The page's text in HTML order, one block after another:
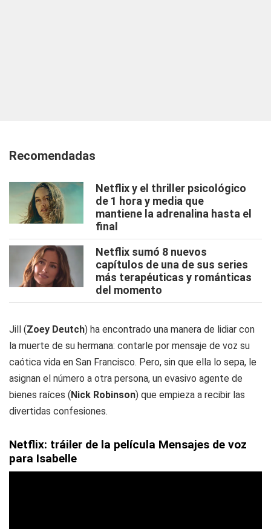
Recomendadas
Netflix y el thriller psicológico
de 1 hora y media que
mantiene la adrenalina hasta el
final
Netflix sumó 8 nuevos
capítulos de una de sus series
más terapéuticas y románticas
del momento
Jill (Zoey Deutch) ha encontrado una manera de lidiar con
la muerte de su hermana: contarle por mensaje de voz su
caótica vida en San Francisco. Pero, sin que ella lo sepa, le
asignan el número a otra persona, un evasivo agente de
bienes raíces (Nick Robinson) que empieza a recibir las
divertidas confesiones.
Netflix: tráiler de la película Mensajes de voz
para Isabelle